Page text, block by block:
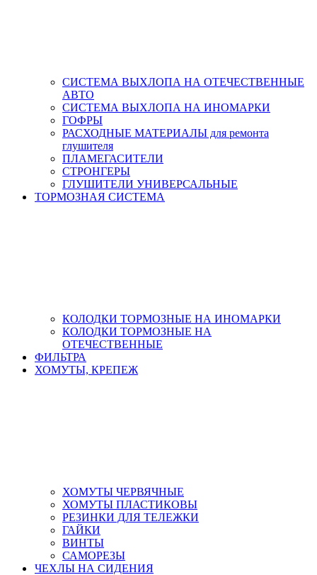
СИСТЕМА ВЫХЛОПА НА ОТЕЧЕСТВЕННЫЕ
АВТО
СИСТЕМА ВЫХЛОПА НА ИНОМАРКИ
ГОФРЫ
РАСХОДНЫЕ МАТЕРИАЛЫ для ремонта
глушителя
ПЛАМЕГАСИТЕЛИ
СТРОНГЕРЫ
ГЛУШИТЕЛИ УНИВЕРСАЛЬНЫЕ
ТОРМОЗНАЯ СИСТЕМА
КОЛОДКИ ТОРМОЗНЫЕ НА ИНОМАРКИ
КОЛОДКИ ТОРМОЗНЫЕ НА
ОТЕЧЕСТВЕННЫЕ
ФИЛЬТРА
ХОМУТЫ, КРЕПЕЖ
ХОМУТЫ ЧЕРВЯЧНЫЕ
ХОМУТЫ ПЛАСТИКОВЫ
РЕЗИНКИ ДЛЯ ТЕЛЕЖКИ
ГАЙКИ
ВИНТЫ
САМОРЕЗЫ
ЧЕХЛЫ НА СИДЕНИЯ